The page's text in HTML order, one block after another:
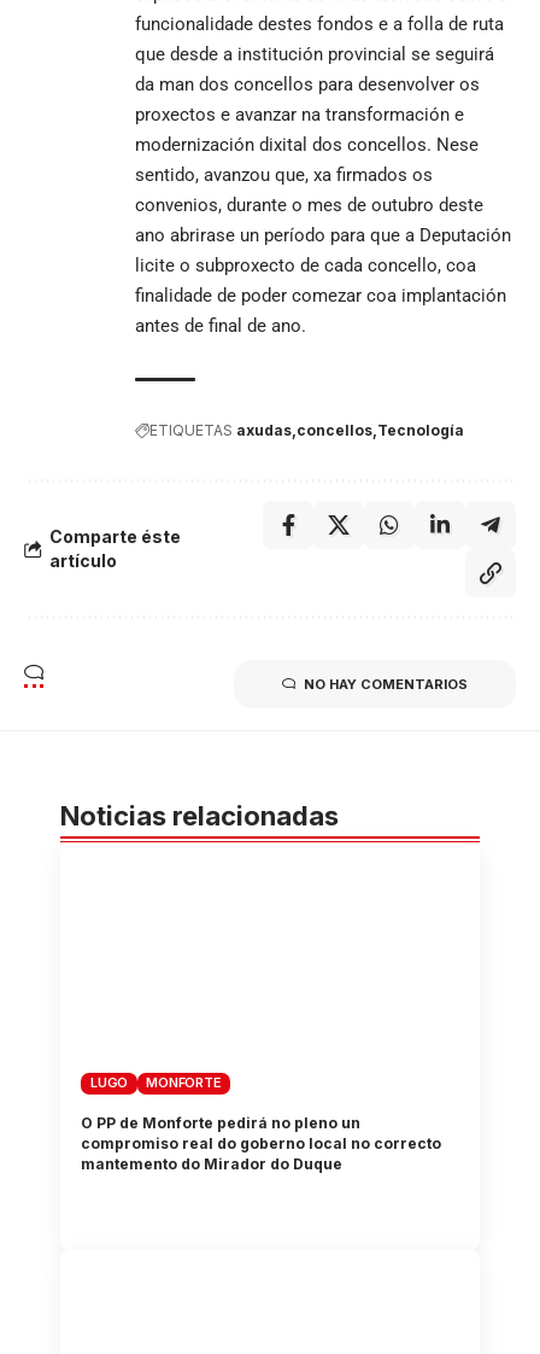
funcionalidade destes fondos e a folla de ruta
que desde a institución provincial se seguirá
da man dos concellos para desenvolver os
proxectos e avanzar na transformación e
modernización dixital dos concellos. Nese
sentido, avanzou que, xa firmados os
convenios, durante o mes de outubro deste
ano abrirase un período para que a Deputación
licite o subproxecto de cada concello, coa
finalidade de poder comezar coa implantación
antes de final de ano.
ETIQUETAS axudas concellos Tecnología
Comparte éste
artículo
NO HAY COMENTARIOS
Noticias relacionadas
LUGO MONFORTE
O PP de Monforte pedirá no pleno un
compromiso real do goberno local no correcto
mantemento do Mirador do Duque